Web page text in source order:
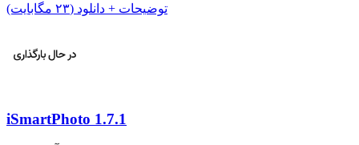
توضیحات + دانلود (۲۳ مگابایت)
iSmartPhoto 1.7.1